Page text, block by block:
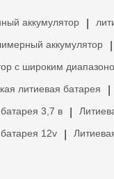
аккумулятор
аккумулятор
с широким
литиевая батарея
3,7 в
12v